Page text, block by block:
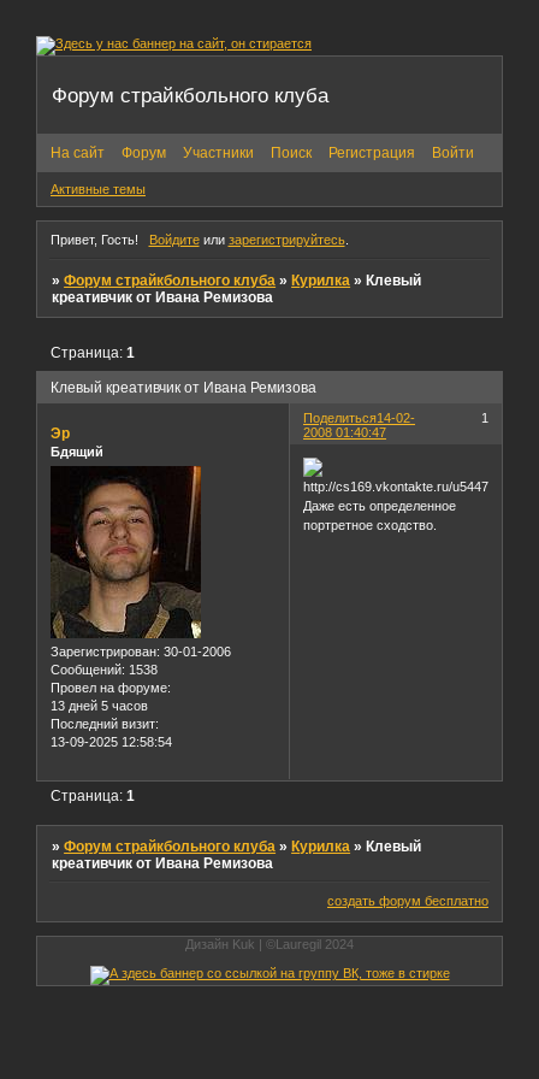
Форум страйкбольного клуба
На сайт Форум Участники Поиск Регистрация Войти
Активные темы
Привет, Гость! Войдитеили зарегистрируйтесь.
»Форум страйкбольного клуба »Курилка »Клевый
креативчик от Ивана Ремизова
Клевый креативчик от Ивана Ремизова
Страница:1
Поделиться 1
14-02-
2008 01:40:47
Эр
Бдящий
Зарегистрирован: 30-01-2006
Сообщений: 1538
Провел на форуме:
13 дней 5 часов
Последний визит:
13-09-2025 12:58:54
Даже есть определенное
портретное сходство.
Страница:1
»Форум страйкбольного клуба »Курилка »Клевый
креативчик от Ивана Ремизова
создать форум бесплатно
Дизайн Kuk | ©Lauregil 2024